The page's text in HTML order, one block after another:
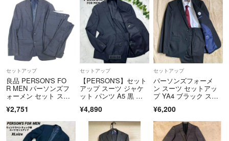
セットアップ
良品 PERSON'S FO
R MEN パーソンズフ
ォーメン セット スー
ト スラックス テーパ
イビー メンズ 古着 中
古 USED
¥2,751
セットアップ
【PERSON'S】セット
アップ スーツ ジャケ
ット パンツ A5 黒 背
¥4,890
セットアップ
パーソンズフォーメ
ン スーツ セットアッ
プ YA4 ブラック スト
¥6,200